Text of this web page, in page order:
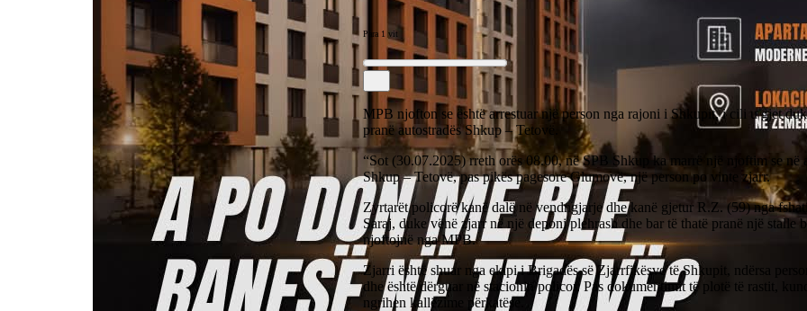
Para 1 vit
MPB njofton se është arrestuar një person nga rajoni i Shkupit, i cili u gjet
pranë autostradës Shkup – Tetovë.
“Sot (30.07.2025) rreth orës 08.00, në SPB Shkup ka marrë një njoftim se në
Shkup – Tetovë, pas pikës pagesore Glumovë, një person po vinte zjarr.
Zyrtarët policorë kanë dalë në vendngjarje dhe kanë gjetur R.Z. (59) nga
Saraj, duke vënë zjarr në një deponi plehrash dhe bar të thatë pranë një stalle
njoftojnë nga MPB.
Zjarri është shuar nga ekipi i Brigadës së Zjarrfikësve të Shkupit, ndërsa
dhe është dërguar në stacionin policor. Pas dokumentimit të plotë të rastit,
ngrihen kallëzime përkatëse.